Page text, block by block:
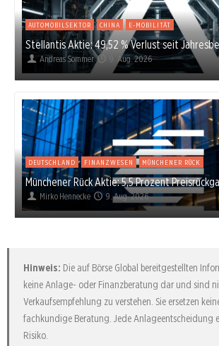
AUTOMOBILSEKTOR CHINA E-MOBILITÄT
Stellantis Aktie: 49,52 % Verlust seit
Andreas Sommer 9. Aug. 2026
DEUTSCHLAND FINANZWESEN MÜNCHENER RÜCK
Münchener Rück Aktie: 5,5 Prozent
Mirko Hennecke 9. Aug. 2026
Hinweis: Die auf Börse Global bereitgestellten
keine Anlage- oder Finanzberatung dar und sind
Verkaufsempfehlung zu verstehen. Sie ersetzen
fachkundige Beratung. Jede Anlageentscheidung
Risiko.